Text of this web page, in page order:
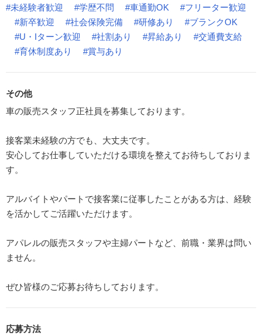
#未経験者歓迎
#学歴不問 #車通勤OK
#フリーター歓迎
#新卒歓迎
#社会保険完備 #研修あり
#ブランクOK
#U・Iターン歓迎
#社割あり #昇給あり
#交通費支給
#育休制度あり
#賞与あり
その他
車の販売スタッフ正社員を募集しております。
接客業未経験の方でも、大丈夫です。
安心してお仕事していただける環境を整えてお待ちしておりま
す。
アルバイトやパートで接客業に従事したことがある方は、経験
を活かしてご活躍いただけます。
アパレルの販売スタッフや主婦パートなど、前職・業界は問い
ません。
ぜひ皆様のご応募お待ちしております。
応募方法